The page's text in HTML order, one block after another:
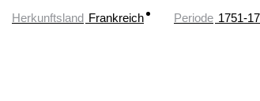
Herkunftsland Frankreich Periode 1751-